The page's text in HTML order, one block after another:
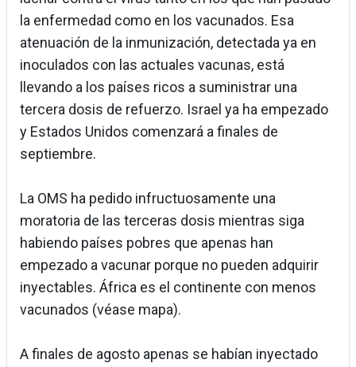
la enfermedad como en los vacunados. Esa
atenuación de la inmunización, detectada ya en
inoculados con las actuales vacunas, está
llevando a los países ricos a suministrar una
tercera dosis de refuerzo. Israel ya ha empezado
y Estados Unidos comenzará a finales de
septiembre.
La OMS ha pedido infructuosamente una
moratoria de las terceras dosis mientras siga
habiendo países pobres que apenas han
empezado a vacunar porque no pueden adquirir
inyectables. África es el continente con menos
vacunados (véase mapa).
A finales de agosto apenas se habían inyectado